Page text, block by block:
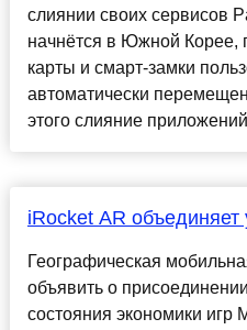
слиянии своих сервисов
начнётся в Южной Корее,
карты и смарт-замки
автоматически
этого слияние
iRocket AR
Географическая
объявить о
состояния экономики игр